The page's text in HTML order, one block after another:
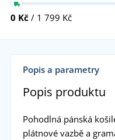
0 Kč / 1 799 Kč
Popis a parametry
Popis produktu
Pohodlná pánská
plátnové vazbě a